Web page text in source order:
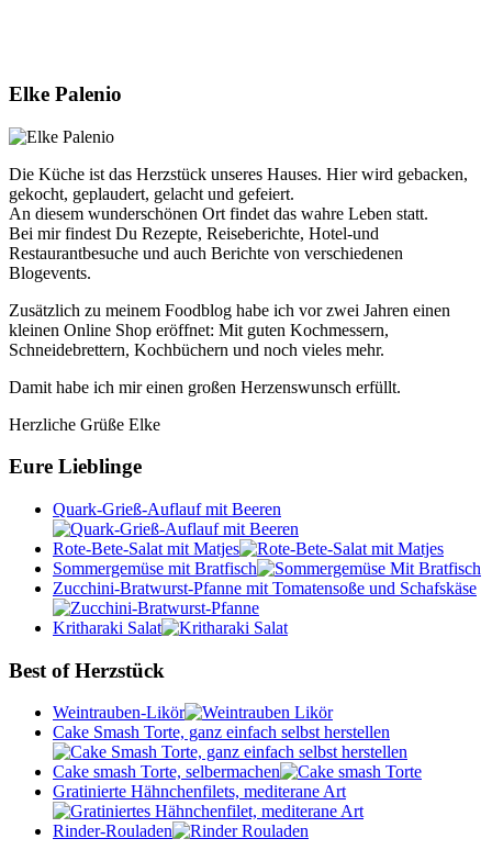
Elke Palenio
Die Küche ist das Herzstück unseres Hauses. Hier wird gebacken,
gekocht, geplaudert, gelacht und gefeiert.
An diesem wunderschönen Ort findet das wahre Leben statt.
Bei mir findest Du Rezepte, Reiseberichte, Hotel-und
Restaurantbesuche und auch Berichte von verschiedenen
Blogevents.
Zusätzlich zu meinem Foodblog habe ich vor zwei Jahren einen
kleinen Online Shop eröffnet: Mit guten Kochmessern,
Schneidebrettern, Kochbüchern und noch vieles mehr.
Damit habe ich mir einen großen Herzenswunsch erfüllt.
Herzliche Grüße Elke
Eure Lieblinge
Quark-Grieß-Auflauf mit Beeren
Rote-Bete-Salat mit Matjes
Sommergemüse mit Bratfisch
Zucchini-Bratwurst-Pfanne mit Tomatensoße und Schafskäse
Kritharaki Salat
Best of Herzstück
Weintrauben-Likör
Cake Smash Torte, ganz einfach selbst herstellen
Cake smash Torte, selbermachen
Gratinierte Hähnchenfilets, mediterane Art
Rinder-Rouladen